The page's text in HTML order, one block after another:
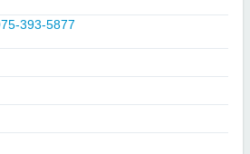
393-5877